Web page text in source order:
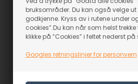
bruksområder. Du kan også velge
godkjenne. Kryss av i rutene under
cookies”.Du kan når som helst
klikke på ”Cookies” i feltet nederst på
Googles retningslinjer for personvern